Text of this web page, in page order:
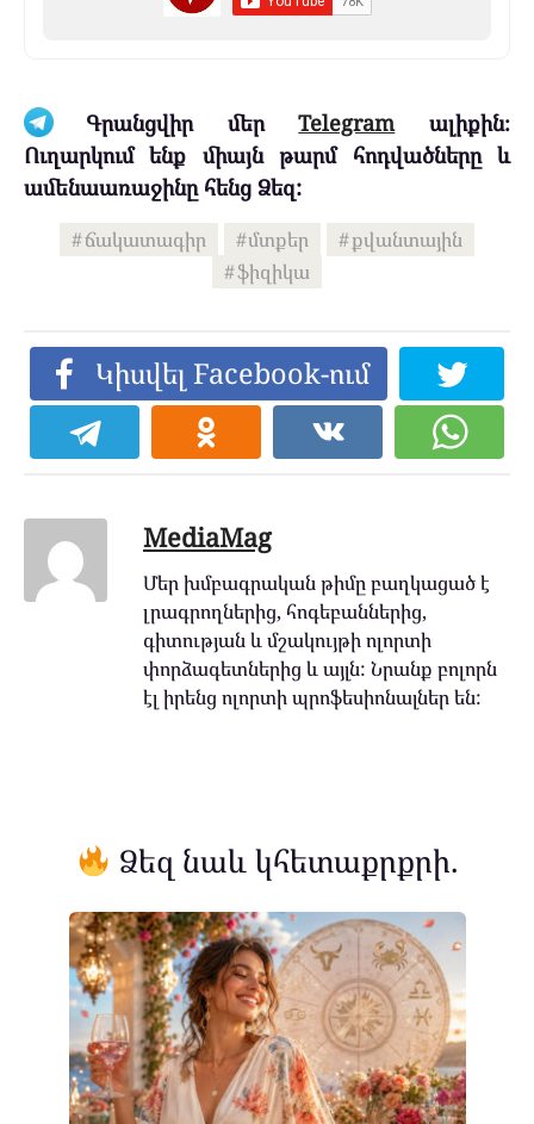
Գրանցվիր մերTelegramալիքին։
Ուղարկում ենք միայն թարմ հոդվածները և
ամենաառաջինը հենց Ձեզ:
ճակատագիր մտքեր
քվանտային
ֆիզիկա
Կիսվել Facebook-ում
MediaMag
Մեր խմբագրական թիմը բաղկացած է
լրագրողներից, հոգեբաններից,
գիտության և մշակույթի ոլորտի
փորձագետներից և այլն: Նրանք բոլորն
էլ իրենց ոլորտի պրոֆեսիոնալներ են:
Ձեզ նաև կհետաքրքրի.